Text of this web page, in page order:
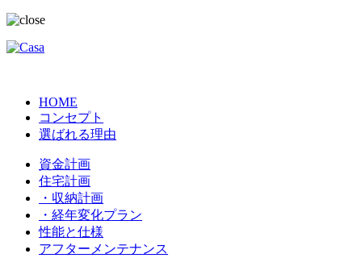
HOME
コンセプト
選ばれる理由
資金計画
住宅計画
・収納計画
・経年変化プラン
性能と仕様
アフターメンテナンス